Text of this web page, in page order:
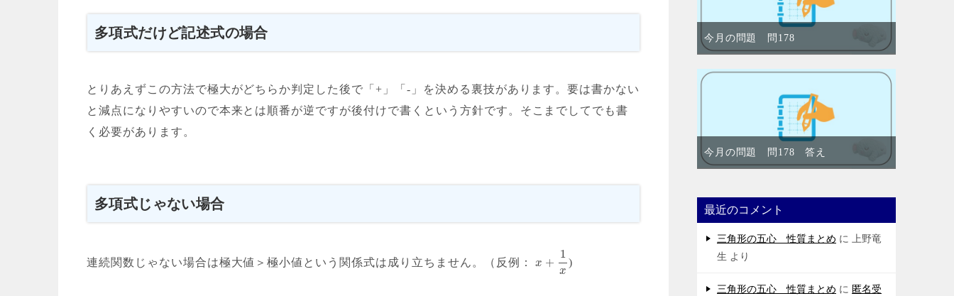
多項式だけど記述式の場合
とりあえずこの方法で極大がどちらか判定した後で「+」「-」を決める裏技があります。要は書かない
と減点になりやすいので本来とは順番が逆ですが後付けで書くという方針です。そこまでしてでも書
く必要があります。
多項式じゃない場合
連続関数じゃない場合は極大値＞極小値という関係式は成り立ちません。（反例：x +
1
x
)
今月の問題 問178
今月の問題 問178 答え
最近のコメント
三角形の五心 性質まとめ に 上野竜
生 より
三角形の五心 性質まとめ に 匿名受